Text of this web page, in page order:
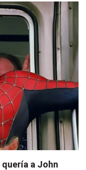
quería a John